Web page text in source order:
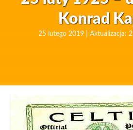
Konrad
25 lutego 2019 | Aktualizacja: